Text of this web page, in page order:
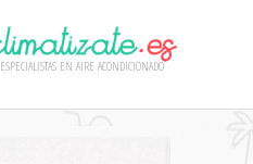
especialistas en aire acondicionado